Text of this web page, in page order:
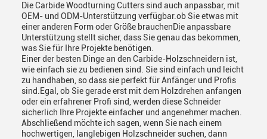
Die Carbide Woodturning Cutters sind auch anpassbar, mit
OEM- und ODM-Unterstützung verfügbar.ob Sie etwas mit
einer anderen Form oder Größe brauchenDie anpassbare
Unterstützung stellt sicher, dass Sie genau das bekommen,
was Sie für Ihre Projekte benötigen.
Einer der besten Dinge an den Carbide-Holzschneidern ist,
wie einfach sie zu bedienen sind. Sie sind einfach und leicht
zu handhaben, so dass sie perfekt für Anfänger und Profis
sind.Egal, ob Sie gerade erst mit dem Holzdrehen anfangen
oder ein erfahrener Profi sind, werden diese Schneider
sicherlich Ihre Projekte einfacher und angenehmer machen.
Abschließend möchte ich sagen, wenn Sie nach einem
hochwertigen, langlebigen Holzschneider suchen, dann